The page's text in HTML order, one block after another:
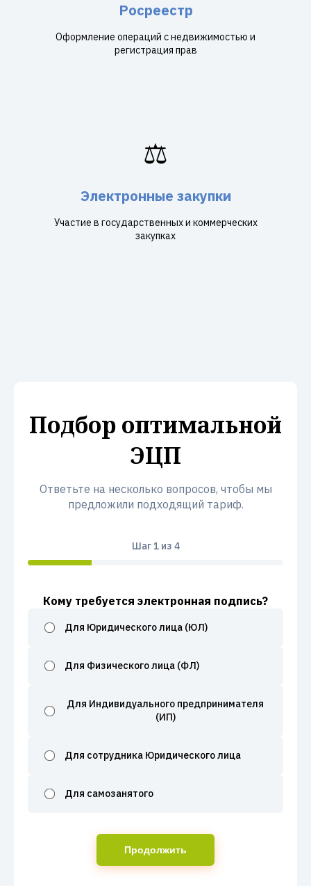
Росреестр
Оформление операций с недвижимостью и
регистрация прав
⚖️
Электронные закупки
Участие в государственных и коммерческих
закупках
Подбор оптимальной
ЭЦП
Ответьте на несколько вопросов, чтобы мы
предложили подходящий тариф.
Шаг1из 4
Кому требуется электронная подпись?
Для Юридического лица (ЮЛ)
Для Физического лица (ФЛ)
Для Индивидуального предпринимателя
(ИП)
Для сотрудника Юридического лица
Для самозанятого
Продолжить